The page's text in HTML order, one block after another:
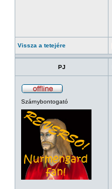
Vissza a tetejére
PJ
Szárnybontogató